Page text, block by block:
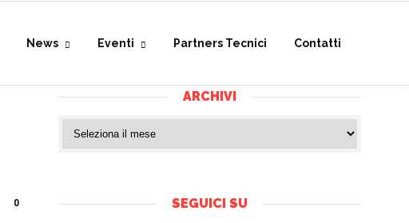
News Eventi Partners Tecnici Contatti
0
ARCHIVI
SEGUICI SU